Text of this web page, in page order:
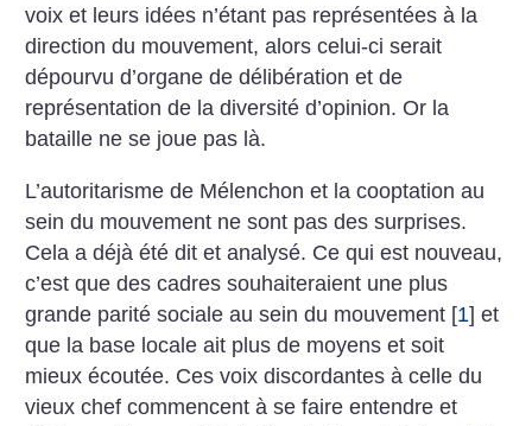
voix et leurs idées n’étant pas représentées à la
direction du mouvement, alors celui-ci serait
dépourvu d’organe de délibération et de
représentation de la diversité d’opinion. Or la
bataille ne se joue pas là.
L’autoritarisme de Mélenchon et la cooptation au
sein du mouvement ne sont pas des surprises.
Cela a déjà été dit et analysé. Ce qui est nouveau,
c’est que des cadres souhaiteraient une plus
grande parité sociale au sein du mouvement [1] et
que la base locale ait plus de moyens et soit
mieux écoutée. Ces voix discordantes à celle du
vieux chef commencent à se faire entendre et